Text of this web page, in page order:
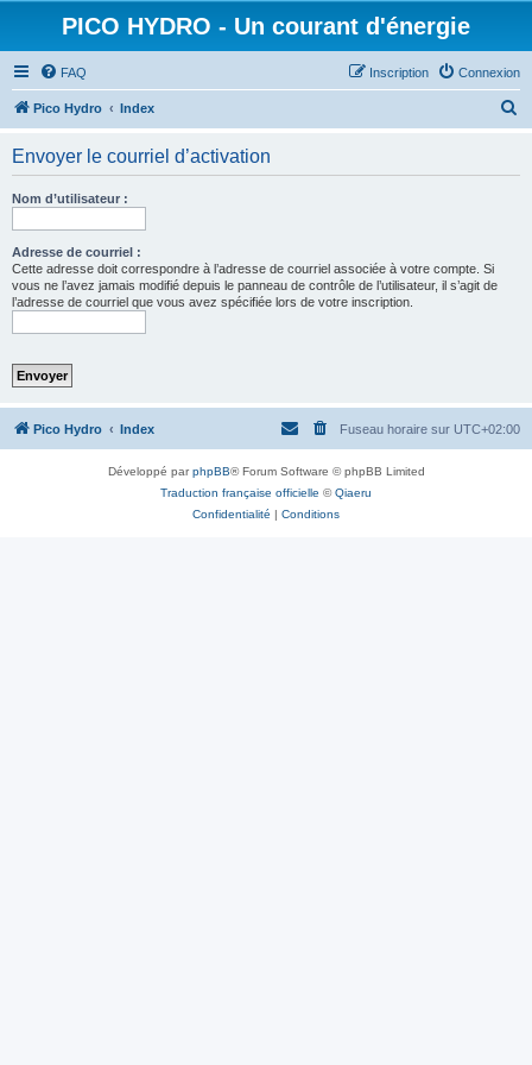
PICO HYDRO - Un courant d'énergie
FAQ Connexion
Inscription
Pico Hydro Index
Envoyer le courriel d’activation
Nom d’utilisateur :
Adresse de courriel :
Cette adresse doit correspondre à l’adresse de courriel associée à votre compte. Si
vous ne l’avez jamais modifié depuis le panneau de contrôle de l’utilisateur, il s’agit de
l’adresse de courriel que vous avez spécifiée lors de votre inscription.
Pico Hydro Index Fuseau horaire sur UTC+02:00
Développé parphpBB® Forum Software © phpBB Limited
Traduction française officielle ©Qiaeru
Confidentialité | Conditions